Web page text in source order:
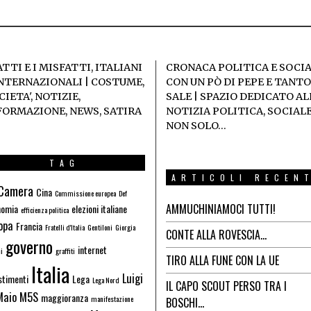
E I MISFATTI, ITALIANI
| COSTUME,
NOTIZIE,
NEWS, SATIRA
TAG
Cina Commissione europea Def
efficienza politica elezioni italiane
Francia Fratelli d'Italia Gentiloni Giorgia
governo graffiti internet
Italia Lega Lega Nord Luigi
M5S maggioranza manifestazione
CRONACA POLITICA E
CON UN PÒ DI PEPE E TANTO
SALE | SPAZIO DEDICATO
NOTIZIA POLITICA,
NON SOLO…
ARTICOLI
AMMUCHINIAMOCI TUTTI!
CONTE ALLA ROVESCIA…
TIRO ALLA FUNE CON LA UE
IL CAPO SCOUT PERSO TRA I
BOSCHI…